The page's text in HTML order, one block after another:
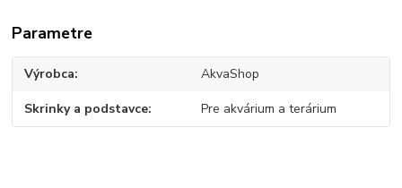
Parametre
Výrobca AkvaShop
Skrinky a podstavce Pre akvárium a terárium